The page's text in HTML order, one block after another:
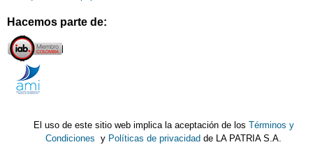
Hacemos parte de:
El uso de este sitio web implica la aceptación de los Términos y
Condiciones y Políticas de privacidad de LA PATRIA S.A.